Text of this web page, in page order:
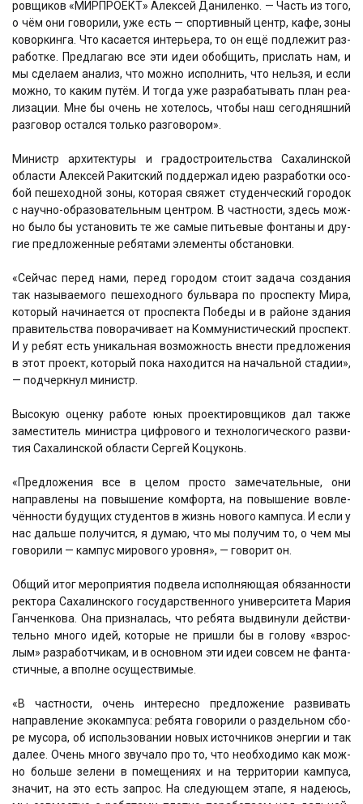
ров­щи­ков «МИРПРОЕКТ» Алек­сей Дани­лен­ко. — Часть из того,
о чём они гово­ри­ли, уже есть — спор­тив­ный центр, кафе, зоны
ковор­кин­га. Что каса­ет­ся инте­рье­ра, то он ещё под­ле­жит раз­
ра­бот­ке. Пред­ла­гаю все эти идеи обоб­щить, при­слать нам, и
мы сде­ла­ем ана­лиз, что мож­но испол­нить, что нель­зя, и если
мож­но, то каким путём. И тогда уже раз­ра­ба­ты­вать план реа­
ли­за­ции. Мне бы очень не хоте­лось, что­бы наш сего­дняш­ний
раз­го­вор остал­ся толь­ко раз­го­во­ром».
Министр архи­тек­ту­ры и гра­до­стро­и­тель­ства Саха­лин­ской
обла­сти Алек­сей Ракит­ский под­дер­жал идею раз­ра­бот­ки осо­
бой пеше­ход­ной зоны, кото­рая свя­жет сту­ден­че­ский горо­док
с науч­но-обра­зо­ва­тель­ным цен­тром. В част­но­сти, здесь мож­
но было бы уста­но­вить те же самые питье­вые фон­та­ны и дру­
гие пред­ло­жен­ные ребя­та­ми эле­мен­ты обста­нов­ки.
«Сей­час перед нами, перед горо­дом сто­ит зада­ча созда­ния
так назы­ва­е­мо­го пеше­ход­но­го буль­ва­ра по про­спек­ту Мира,
кото­рый начи­на­ет­ся от про­спек­та Побе­ды и в рай­оне зда­ния
пра­ви­тель­ства пово­ра­чи­ва­ет на Ком­му­ни­сти­че­ский про­спект.
И у ребят есть уни­каль­ная воз­мож­ность вне­сти пред­ло­же­ния
в этот про­ект, кото­рый пока нахо­дит­ся на началь­ной ста­дии»,
— под­черк­нул министр.
Высо­кую оцен­ку рабо­те юных про­ек­ти­ров­щи­ков дал так­же
заме­сти­тель мини­стра циф­ро­во­го и тех­но­ло­ги­че­ско­го раз­ви­
тия Саха­лин­ской обла­сти Сер­гей Коцу­конь.
«Пред­ло­же­ния все в целом про­сто заме­ча­тель­ные, они
направ­ле­ны на повы­ше­ние ком­фор­та, на повы­ше­ние вовле­
чён­но­сти буду­щих сту­ден­тов в жизнь ново­го кам­пу­са. И если у
нас даль­ше полу­чит­ся, я думаю, что мы полу­чим то, о чем мы
гово­ри­ли — кам­пус миро­во­го уров­ня», — гово­рит он.
Общий итог меро­при­я­тия под­ве­ла испол­ня­ю­щая обя­зан­но­сти
рек­то­ра Саха­лин­ско­го госу­дар­ствен­но­го уни­вер­си­те­та Мария
Ган­чен­ко­ва. Она при­зна­лась, что ребя­та выдви­ну­ли дей­стви­
тель­но мно­го идей, кото­рые не при­шли бы в голо­ву «взрос­
лым» раз­ра­бот­чи­кам, и в основ­ном эти идеи совсем не фан­та­
стич­ные, а вполне осу­ще­стви­мые.
«В част­но­сти, очень инте­рес­но пред­ло­же­ние раз­ви­вать
направ­ле­ние эко­кам­пу­са: ребя­та гово­ри­ли о раз­дель­ном сбо­
ре мусо­ра, об исполь­зо­ва­нии новых источ­ни­ков энер­гии и так
далее. Очень мно­го зву­ча­ло про то, что необ­хо­ди­мо как мож­
но боль­ше зеле­ни в поме­ще­ни­ях и на тер­ри­то­рии кам­пу­са,
зна­чит, на это есть запрос. На сле­ду­ю­щем эта­пе, я наде­юсь,